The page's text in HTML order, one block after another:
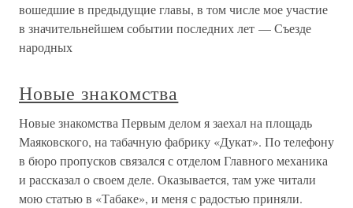
вошедшие в предыдущие главы, в том числе мое участие
в значительнейшем событии последних лет — Съезде
народных
Новые знакомства
Новые знакомства Первым делом я заехал на площадь
Маяковского, на табачную фабрику «Дукат». По телефону
в бюро пропусков связался с отделом Главного механика
и рассказал о своем деле. Оказывается, там уже читали
мою статью в «Табаке», и меня с радостью приняли.